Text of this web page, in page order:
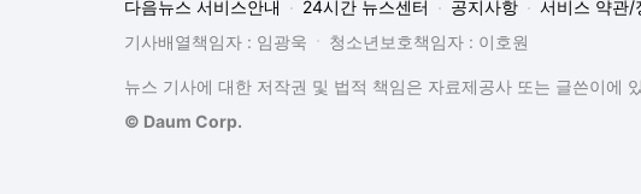
다음뉴스 서비스안내 24시간 뉴스센터 공지사항
서비스 약관/
기사배열책임자 : 임광욱
청소년보호책임자 : 이호원
뉴스 기사에 대한 저작권 및 법적 책임은 자료제공사 또는 글쓴이에
© Daum Corp.